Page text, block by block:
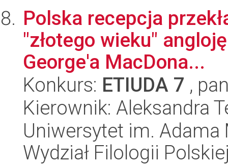
Polska recepcja
"złotego wieku"
George'a MacDona...
Konkurs: ETIUDA 7 ,
Kierownik: Aleksandra
Uniwersytet im.
Wydział Filologii